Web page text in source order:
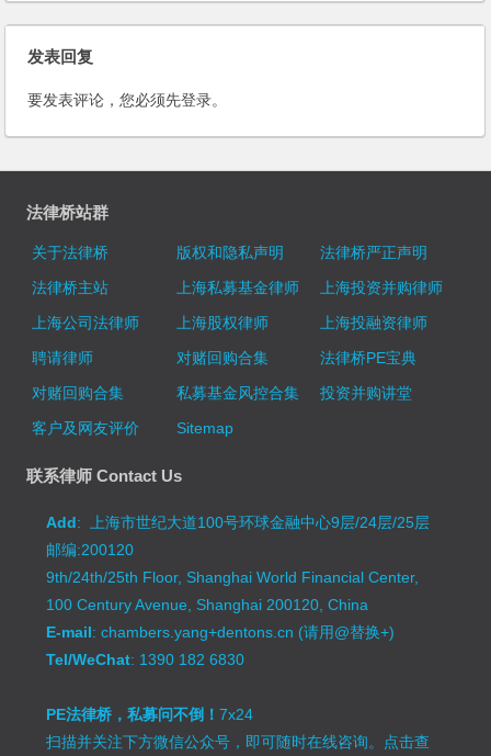
发表回复
要发表评论，您必须先登录。
法律桥站群
关于法律桥 版权和隐私声明
法律桥严正声明
法律桥主站
上海私募基金律师
上海投资并购律师
上海公司法律师
上海股权律师
上海投融资律师
聘请律师
对赌回购合集
法律桥PE宝典
对赌回购合集
私募基金风控合集
投资并购讲堂
客户及网友评价
Sitemap
联系律师 Contact Us
Add: 上海市世纪大道100号环球金融中心9层/24层/25层
邮编:200120
9th/24th/25th Floor, Shanghai World Financial Center,
100 Century Avenue, Shanghai 200120, China
E-mail: chambers.yang+dentons.cn (请用@替换+)
Tel/WeChat: 1390 182 6830
PE法律桥，私募问不倒！7x24
扫描并关注下方微信公众号，即可随时在线咨询。 点击查